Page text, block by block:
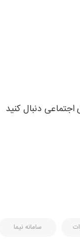
اجتماعی دنبال کنید
سامانه نیما